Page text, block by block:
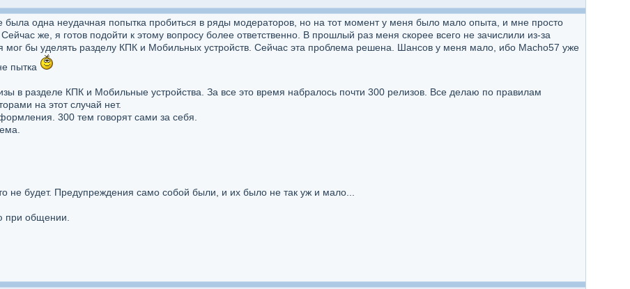
была одна неудачная попытка пробиться в ряды модераторов, но на тот момент у меня было мало опыта, и мне просто
же, я готов подойти к этому вопросу более ответственно. В прошлый раз меня скорее всего не зачислили из-за
мог бы уделять разделу КПК и Мобильных устройств. Сейчас эта проблема решена. Шансов у меня мало, ибо Macho57 уже
пытка
в разделе КПК и Мобильные устройства. За все это время набралось почти 300 релизов. Все делаю по правилам
на этот случай нет.
300 тем говорят сами за себя.
не будет. Предупреждения само собой были, и их было не так уж и мало...
при общении.